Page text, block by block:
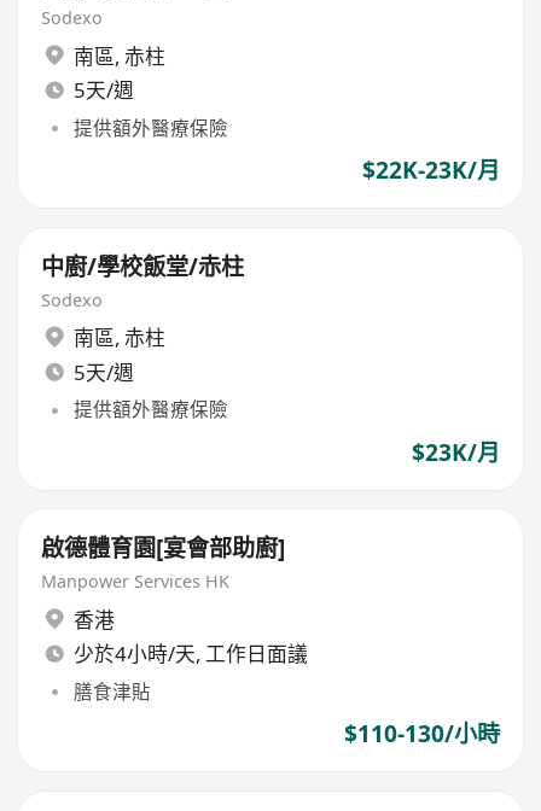
Sodexo
南區, 赤柱
5天/週
提供額外醫療保險
$22K-23K/月
中廚/學校飯堂/赤柱
Sodexo
南區, 赤柱
5天/週
提供額外醫療保險
$23K/月
啟德體育園[宴會部助廚]
Manpower Services HK
香港
少於4小時/天, 工作日面議
膳食津貼
$110-130/小時